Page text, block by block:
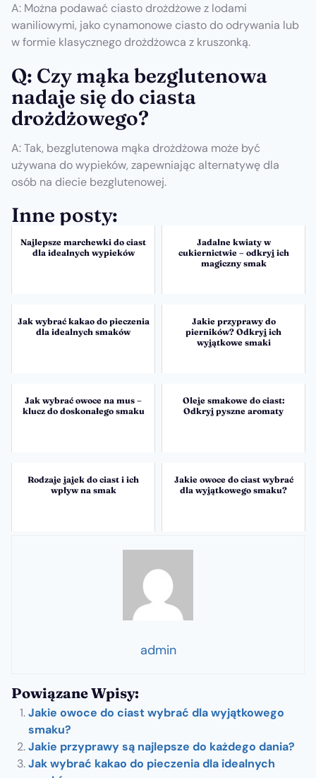
A: Można podawać ciasto drożdżowe z lodami
waniliowymi, jako cynamonowe ciasto do odrywania lub
w formie klasycznego drożdżowca z kruszonką.
Q: Czy mąka bezglutenowa
nadaje się do ciasta
drożdżowego?
A: Tak, bezglutenowa mąka drożdżowa może być
używana do wypieków, zapewniając alternatywę dla
osób na diecie bezglutenowej.
Inne posty:
Najlepsze marchewki do ciast
dla idealnych wypieków
Jadalne kwiaty w
cukiernictwie – odkryj ich
magiczny smak
Jak wybrać kakao do pieczenia
dla idealnych smaków
Jakie przyprawy do
pierników? Odkryj ich
wyjątkowe smaki
Jak wybrać owoce na mus –
klucz do doskonałego smaku
Oleje smakowe do ciast:
Odkryj pyszne aromaty
Rodzaje jajek do ciast i ich
wpływ na smak
Jakie owoce do ciast wybrać
dla wyjątkowego smaku?
admin
Powiązane Wpisy:
Jakie owoce do ciast wybrać dla wyjątkowego
smaku?
Jakie przyprawy są najlepsze do każdego dania?
Jak wybrać kakao do pieczenia dla idealnych